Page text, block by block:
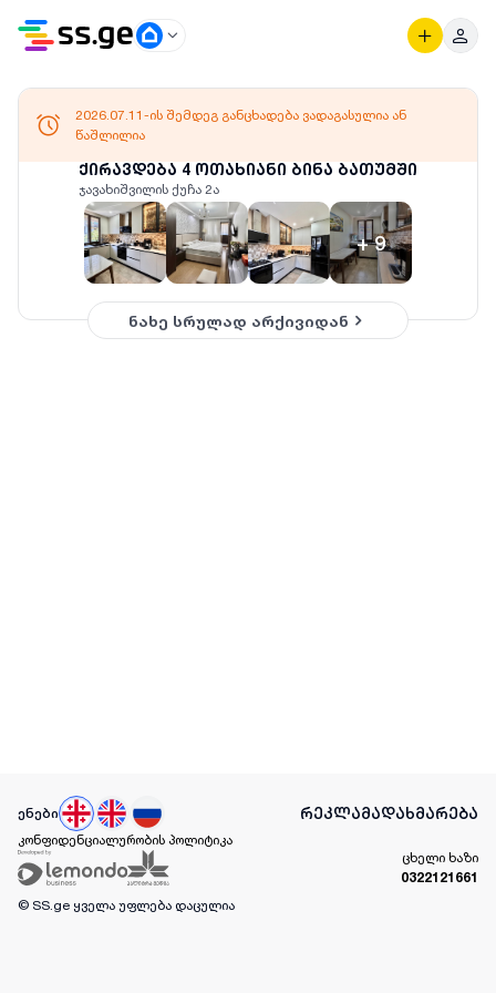
ქირავდება 4 ოთახიანი ბინა ბათუმში
ჯავახიშვილის ქუჩა 2ა
+9
2026.07.11-ის შემდეგ განცხადება ვადაგასულია ან
წაშლილია
ნახე სრულად არქივიდან
ენები რეკლამადახმარება
კონფიდენციალურობის პოლიტიკა
ცხელი ხაზი
0322121661
© SS.ge ყველა უფლება დაცულია